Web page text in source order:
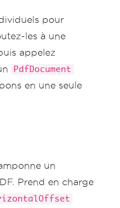
(stamps_list)
)
pour
les à une
appelez
PdfDocument
en une seule
un
Prend en charge